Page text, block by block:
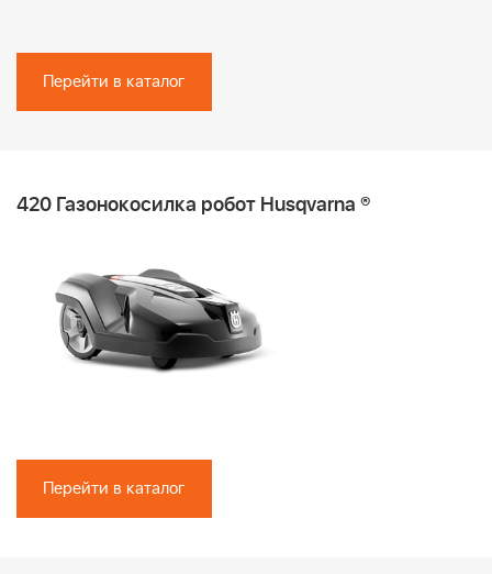
Перейти в каталог
420 Газонокосилка робот Husqvarna ®
Перейти в каталог